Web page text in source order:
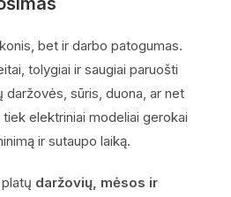
bet ir darbo patogumas.
tolygiai ir saugiai paruošti
daržovės, sūris, duona, ar net
elektriniai modeliai gerokai
ir sutaupo laiką.
daržovių, mėsos ir